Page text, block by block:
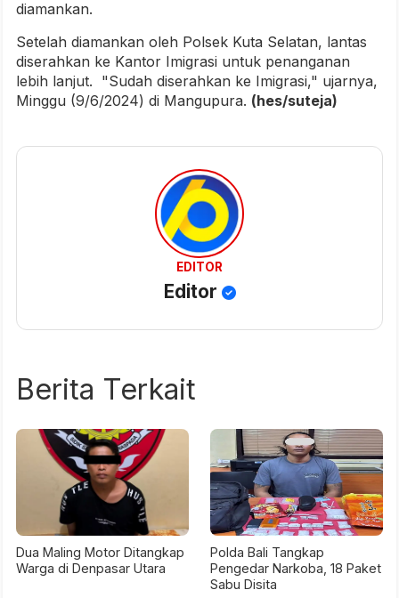
diamankan.
Setelah diamankan oleh Polsek Kuta Selatan, lantas
diserahkan ke Kantor Imigrasi untuk penanganan
lebih lanjut. "Sudah diserahkan ke Imigrasi," ujarnya,
Minggu (9/6/2024) di Mangupura. (hes/suteja)
EDITOR
Editor
Berita Terkait
Dua Maling Motor Ditangkap
Warga di Denpasar Utara
Polda Bali Tangkap
Pengedar Narkoba, 18 Paket
Sabu Disita